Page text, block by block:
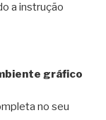
a instrução
gráfico
no seu